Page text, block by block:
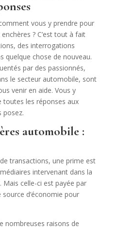
vous y prendre pour
? C’est tout à fait
des interrogations
quelque chose de nouveau.
par des passionnés,
le secteur automobile, sont
venir en aide. Vous y
toutes les réponses aux
posez.
automobile :
transactions, une prime est
intervenant dans la
. Mais celle-ci est payée par
source d’économie pour
nombreuses raisons de